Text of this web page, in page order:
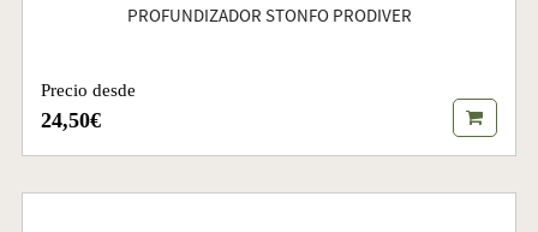
PROFUNDIZADOR STONFO PRODIVER
Precio desde
24,50€